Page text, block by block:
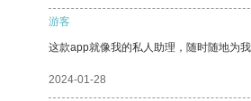
游客
这款app就像我的私人助理，随时随地为我
2024-01-28